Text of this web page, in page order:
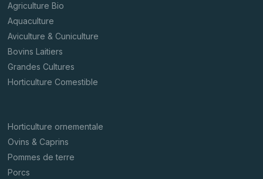
Agriculture Bio
Aquaculture
Aviculture & Cuniculture
Bovins Laitiers
Grandes Cultures
Horticulture Comestible
Horticulture ornementale
Ovins & Caprins
Pommes de terre
Porcs